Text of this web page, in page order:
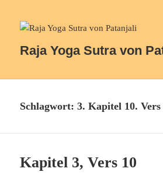
Raja Yoga Sutra von
Schlagwort:3. Kapitel 10. Vers
Kapitel 3, Vers 10